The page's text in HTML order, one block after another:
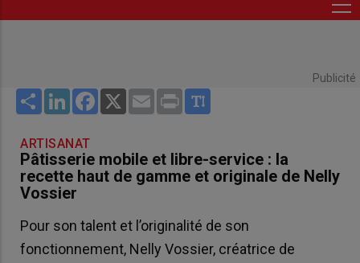
Publicité
Share LinkedInFacebook
X Email Print
ARTISANAT
Pâtisserie mobile et libre-service : la
recette haut de gamme et originale de Nelly
Vossier
Pour son talent et l’originalité de son
fonctionnement, Nelly Vossier, créatrice de